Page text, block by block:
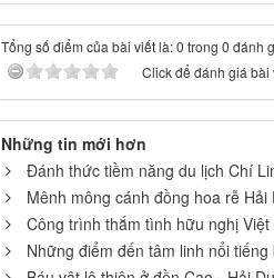
Tổng số điểm của bài viết là: 0 trong 0 đánh
Click để đánh giá bài
Những tin mới hơn
Đánh thức tiềm năng du lịch Chí
Mênh mông cánh đồng hoa rễ Hải
Công trình thắm tình hữu nghị Việt
Những điểm đến tâm linh nổi